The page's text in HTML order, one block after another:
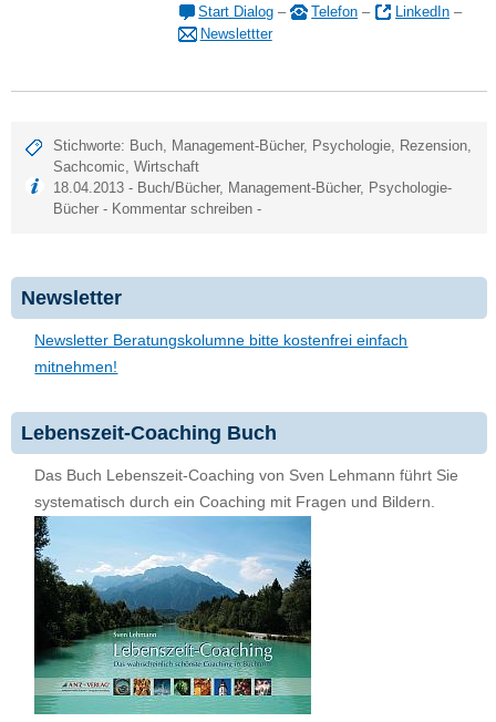
Start Dialog – Telefon – LinkedIn –
Newslettter
Stichworte: Buch, Management-Bücher, Psychologie, Rezension,
Sachcomic,Wirtschaft
18.04.2013 - Buch/Bücher, Management-Bücher, Psychologie-
Bücher - Kommentar schreiben -
Newsletter
Newsletter Beratungskolumne bitte kostenfrei einfach
mitnehmen!
Lebenszeit-Coaching Buch
Das Buch Lebenszeit-Coaching von Sven Lehmann führt Sie
systematisch durch ein Coaching mit Fragen und Bildern.